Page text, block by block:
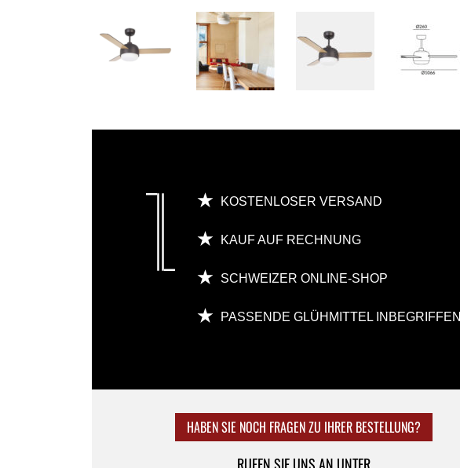
KOSTENLOSER VERSAND
KAUF AUF RECHNUNG
SCHWEIZER ONLINE-SHOP
PASSENDE GLÜHMITTEL INBEGRIFFEN
HABEN SIE NOCH FRAGEN ZU IHRER BESTELLUNG?